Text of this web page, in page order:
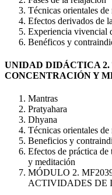
Técnicas orientales de
Efectos derivados de
Experiencia vivencial
Benéficos y
UNIDAD DIDÁCTICA 2.
CONCENTRACIÓN Y
Mantras
Pratyahara
Dhyana
Técnicas orientales de
Beneficios y
Efectos de práctica de
y meditación
MÓDULO 2.
ACTIVIDADES DE